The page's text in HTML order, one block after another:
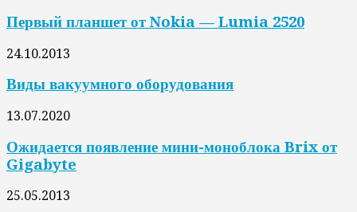
Первый планшет от Nokia — Lumia 2520
24.10.2013
Виды вакуумного оборудования
13.07.2020
Ожидается появление мини-моноблока Brix от
Gigabyte
25.05.2013